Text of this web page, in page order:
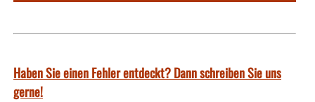
Haben Sie einen Fehler entdeckt? Dann schreiben Sie uns
gerne!